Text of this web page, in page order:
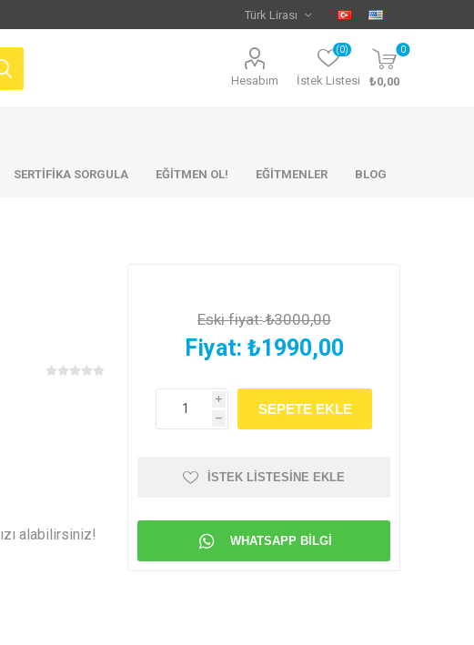
Hesabım İstek Listesi
(0) 0
₺0,00
SERTİFİKA SORGULA EĞİTMEN OL! EĞİTMENLER BLOG
alabilirsiniz!
Eski fiyat:₺3000,00
Fiyat: ₺1990,00
i
h
İSTEK LISTESINE EKLE
WHATSAPP BILGI